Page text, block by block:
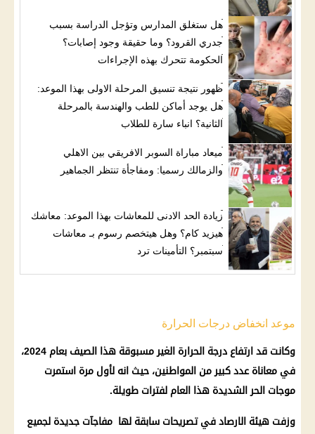
هل ستغلق المدارس وتؤجل الدراسة بسبب
جدري القرود؟ وما حقيقة وجود إصابات؟
الحكومة تتحرك بهذه الإجراءات
ظهور نتيجة تنسيق المرحلة الاولى بهذا الموعد:
هل يوجد أماكن للطب والهندسة بالمرحلة
الثانية؟ انباء سارة للطلاب
ميعاد مباراة السوبر الافريقي بين الاهلي
والزمالك رسميا: ومفاجأة تنتظر الجماهير
زيادة الحد الادنى للمعاشات بهذا الموعد: معاشك
هيزيد كام؟ وهل هيتخصم رسوم بـ معاشات
سبتمبر؟ التأمينات ترد
موعد انخفاض درجات الحرارة
وكانت قد ارتفاع درجة الحرارة الغير مسبوقة هذا الصيف
بعام 2024،
في معاناة عدد كبير من المواطنين، حيث انه لأول مرة استمرت
موجات الحر الشديدة هذا العام لفترات طويلة.
وزفت هيئة الارصاد في تصريحات سابقة لها مفاجآت جديدة لجميع